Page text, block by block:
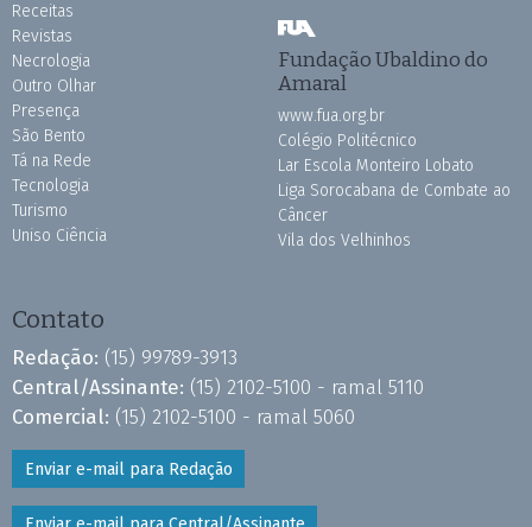
Receitas
Revistas
Necrologia
Outro Olhar
Presença
São Bento
Tá na Rede
Tecnologia
Turismo
Uniso Ciência
Fundação Ubaldino do
Amaral
www.fua.org.br
Colégio Politécnico
Lar Escola Monteiro Lobato
Liga Sorocabana de Combate ao
Câncer
Vila dos Velhinhos
Contato
Redação: (15) 99789-3913
Central/Assinante: (15) 2102-5100 - ramal 5110
Comercial: (15) 2102-5100 - ramal 5060
Enviar e-mail para Redação